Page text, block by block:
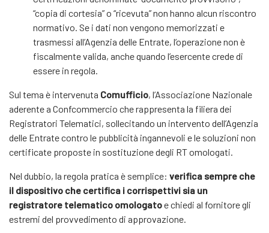
“copia di cortesia” o “ricevuta” non hanno alcun riscontro
normativo. Se i dati non vengono memorizzati e
trasmessi all’Agenzia delle Entrate, l’operazione non è
fiscalmente valida, anche quando l’esercente crede di
essere in regola.
Sul tema è intervenuta Comufficio, l’Associazione Nazionale
aderente a Confcommercio che rappresenta la filiera dei
Registratori Telematici, sollecitando un intervento dell’Agenzia
delle Entrate contro le pubblicità ingannevoli e le soluzioni non
certificate proposte in sostituzione degli RT omologati.
Nel dubbio, la regola pratica è semplice: verifica sempre che
il dispositivo che certifica i corrispettivi sia un
registratore telematico omologatoe chiedi al fornitore gli
estremi del provvedimento di approvazione.